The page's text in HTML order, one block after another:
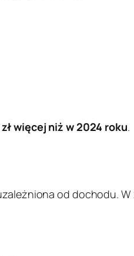
zł więcej niż w 2024 roku.
od dochodu. W